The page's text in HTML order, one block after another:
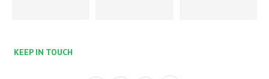
KEEP IN TOUCH